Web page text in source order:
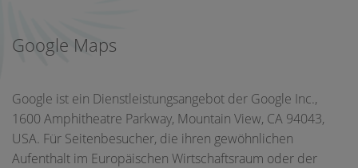
Google Maps
Google ist ein Dienstleistungsangebot der Google Inc.,
1600 Amphitheatre Parkway, Mountain View, CA 94043,
USA. Für Seitenbesucher, die ihren gewöhnlichen
Aufenthalt im Europäischen Wirtschaftsraum oder der